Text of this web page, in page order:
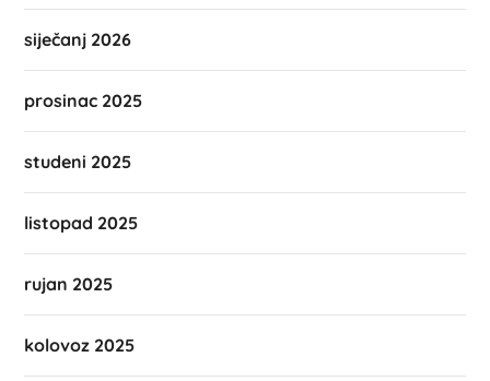
siječanj 2026
prosinac 2025
studeni 2025
listopad 2025
rujan 2025
kolovoz 2025